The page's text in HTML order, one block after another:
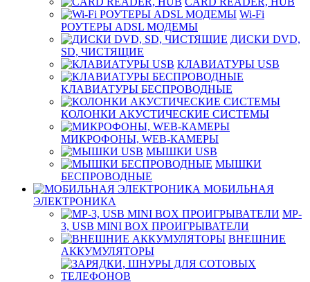
Wi-Fi
РОУТЕРЫ ADSL МОДЕМЫ
ДИСКИ DVD,
SD, ЧИСТЯЩИЕ
КЛАВИАТУРЫ USB
КЛАВИАТУРЫ БЕСПРОВОДНЫЕ
КОЛОНКИ АКУСТИЧЕСКИЕ СИСТЕМЫ
МИКРОФОНЫ, WEB-КАМЕРЫ
МЫШКИ USB
МЫШКИ
БЕСПРОВОДНЫЕ
МОБИЛЬНАЯ
ЭЛЕКТРОНИКА
MP-
3, USB MINI BOX ПРОИГРЫВАТЕЛИ
ВНЕШНИЕ
АККУМУЛЯТОРЫ